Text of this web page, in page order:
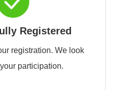
Registered
registration. We look
participation.